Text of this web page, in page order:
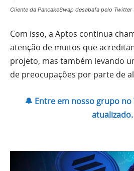
Cliente da PancakeSwap desabafa pelo
Com isso, a Aptos continua
atenção de muitos que
projeto, mas também levando
de preocupações por parte de
🔔 Entre em nosso grupo
atualizado.